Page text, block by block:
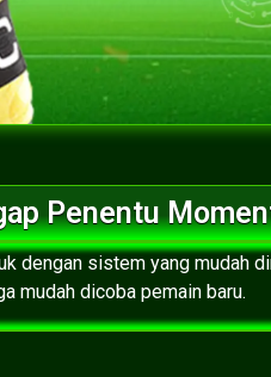
Penentu
dengan sistem yang mudah
mudah dicoba pemain baru.